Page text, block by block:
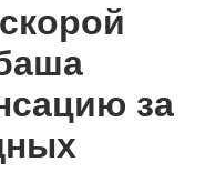
за